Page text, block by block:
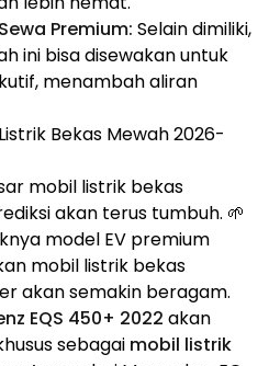
Premium: Selain dimiliki,
ini bisa disewakan untuk
menambah aliran
Bekas Mewah 2026-
mobil listrik bekas
akan terus tumbuh. 🌱
model EV premium
mobil listrik bekas
akan semakin beragam.
EQS 450+ 2022 akan
sebagai mobil listrik